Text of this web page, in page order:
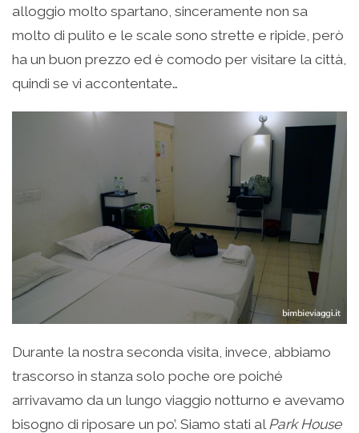
alloggio molto spartano, sinceramente non sa
molto di pulito e le scale sono strette e ripide, però
ha un buon prezzo ed è comodo per visitare la città,
quindi se vi accontentate…
Durante la nostra seconda visita, invece, abbiamo
trascorso in stanza solo poche ore poiché
arrivavamo da un lungo viaggio notturno e avevamo
bisogno di riposare un po’. Siamo stati al Park House